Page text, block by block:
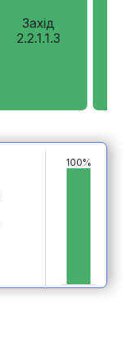
Захід
2.2.1.1.3
100%